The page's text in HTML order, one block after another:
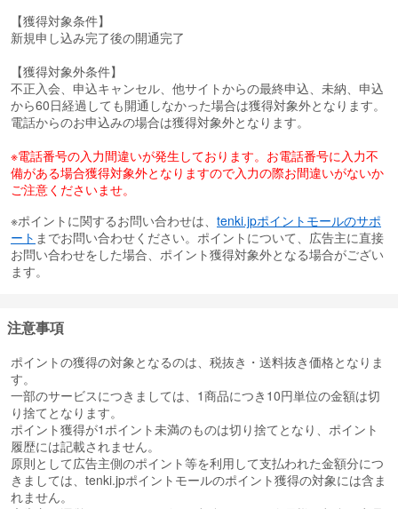
【獲得対象条件】
新規申し込み完了後の開通完了
【獲得対象外条件】
不正入会、申込キャンセル、他サイトからの最終申込、未納、申込
から60日経過しても開通しなかった場合は獲得対象外となります。
電話からのお申込みの場合は獲得対象外となります。
※電話番号の入力間違いが発生しております。お電話番号に入力不
備がある場合獲得対象外となりますので入力の際お間違いがないか
ご注意くださいませ。
※ポイントに関するお問い合わせは、 tenki.jpポイントモールのサポ
ート までお問い合わせください。ポイントについて、広告主に直接
お問い合わせをした場合、ポイント獲得対象外となる場合がござい
ます。
注意事項
ポイントの獲得の対象となるのは、税抜き・送料抜き価格となりま
す。
一部のサービスにつきましては、1商品につき10円単位の金額は切
り捨てとなります。
ポイント獲得が1ポイント未満のものは切り捨てとなり、ポイント
履歴には記載されません。
原則として広告主側のポイント等を利用して支払われた金額分につ
きましては、tenki.jpポイントモールのポイント獲得の対象には含ま
れません。